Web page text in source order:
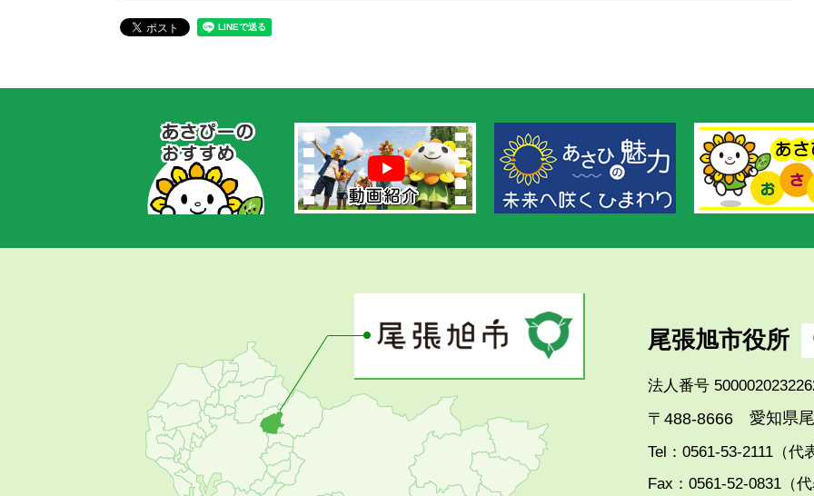
あ
す
め
尾張旭市役所
法人番号
〒488-8666 愛知県
Tel：0561-53-2111（代
Fax：0561-52-0831（